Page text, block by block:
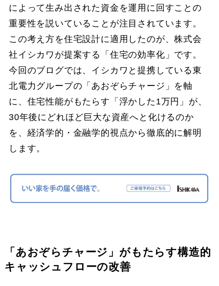
によって生み出された資金を運用に回すことの
重要性を説いていることが注目されています。
この考え方を住宅設計に適用したのが、株式会
社イシカワが提案する「住宅の効率化」です。
今回のブログでは、イシカワと提携している東
北電力グループの「あおぞらチャージ」を軸
に、住宅性能がもたらす「浮かした1万円」が、
30年後にどれほど巨大な資産へと化けるのか
を、経済学的・金融学的視点から徹底的に解明
します。
「あおぞらチャージ」がもたらす構造的
キャッシュフローの改善